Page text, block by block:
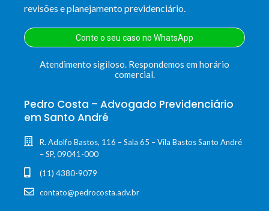
revisões e planejamento previdenciário.
Conte o seu caso no WhatsApp
Atendimento sigiloso. Respondemos em horário
comercial.
Pedro Costa – Advogado Previdenciário
em Santo André
R. Adolfo Bastos, 116 – Sala 65 – Vila Bastos Santo André
– SP, 09041-000
(11) 4380-9079
contato@pedrocosta.adv.br